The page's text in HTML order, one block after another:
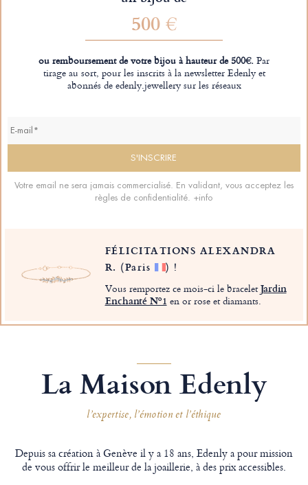
500 €
ou remboursement de votre bijou à hauteur de 500€.Par
tirage au sort, pour les inscrits à la newsletter Edenly et
abonnés de edenly.jewellery sur les réseaux
Votre email ne sera jamais commercialisé. En validant, vous acceptez les
règles de confidentialité. +info
FÉLICITATIONS ALEXANDRA
R. (Paris ) !
Vous remportez ce mois-ci le braceletJardin
Enchanté Nº1 en or rose et diamants.
La Maison Edenly
l’expertise, l’émotion et l’éthique
Depuis sa création à Genève il y a 18 ans, Edenly a pour mission
de vous offrir le meilleur de la joaillerie, à des prix accessibles.